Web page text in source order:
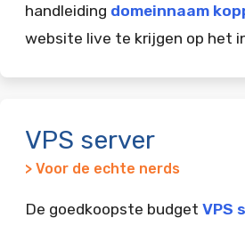
handleiding domeinnaam
website live te krijgen op het
VPS server
> Voor de echte nerds
De goedkoopste budget VPS